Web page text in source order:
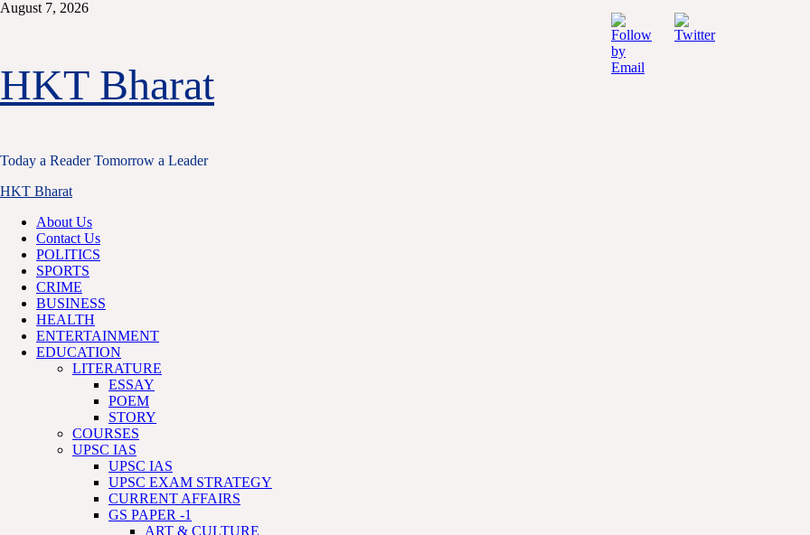
Skip
August 7, 2026
HKT Bharat
Today a Reader Tomorrow a Leader
Primary
HKT Bharat
About Us
Contact Us
POLITICS
SPORTS
CRIME
BUSINESS
HEALTH
ENTERTAINMENT
EDUCATION
LITERATURE
ESSAY
POEM
STORY
COURSES
UPSC IAS
UPSC IAS
UPSC EXAM STRATEGY
CURRENT AFFAIRS
GS PAPER -1
ART & CULTURE